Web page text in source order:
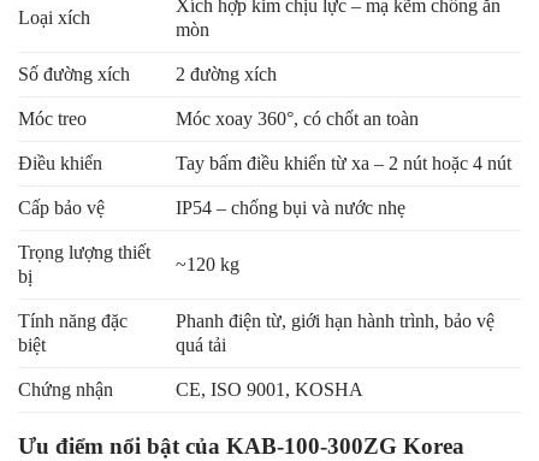
Loại xích
Xích hợp kim chịu lực – mạ kẽm chống ăn
mòn
Số đường xích 2 đường xích
Móc treo Móc xoay 360°, có chốt an toàn
Điều khiển Tay bấm điều khiển từ xa – 2 nút hoặc 4 nút
Cấp bảo vệ IP54 – chống bụi và nước nhẹ
Trọng lượng thiết
bị
~120 kg
Tính năng đặc
biệt
Phanh điện từ, giới hạn hành trình, bảo vệ
quá tải
Chứng nhận CE, ISO 9001, KOSHA
Ưu điểm nổi bật của KAB-100-300ZG Korea